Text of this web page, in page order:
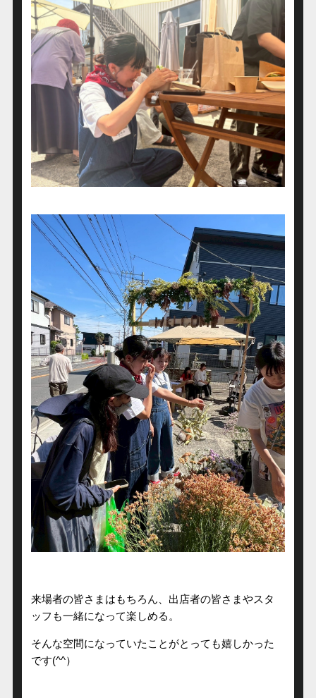
来場者の皆さまはもちろん、出店者の皆さまやスタ
ッフも一緒になって楽しめる。
そんな空間になっていたことがとっても嬉しかった
です(^^）